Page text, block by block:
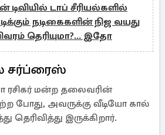
டிவியில் டாப் சீரியல்களில்
நடிகைகளின் நிஜ வயது
தெரியுமா?... இதோ
சர்ப்ரைஸ்
ரசிகர் மன்ற தலைவரின்
போது, அவருக்கு வீடியோ கால்
தெரிவித்து இருக்கிறார்.